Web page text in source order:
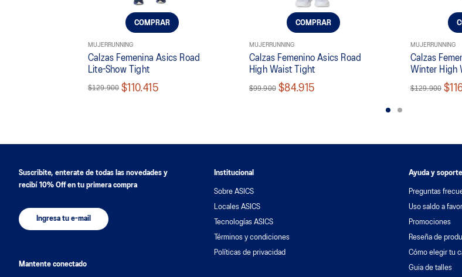
COMPRAR
MUJERRUNNING
Calzas Femenina Asics Road
Lite-Show Tight
$129.900 $110.415
COMPRAR
MUJERRUNNING
Calzas Femenino Asics Road
High Waist Tight
$99.900 $84.915
MUJERRUNNING
Calzas
Winter High
$129.900
Suscribite, enterate de todas las novedades y
recibí 10% Off en tu primera compra
Ingresa tu e-mail
Mantente conectado
Institucional
Sobre ASICS
Locales ASICS
Tecnologías ASICS
Términos y condiciones
Políticas de privacidad
Ayuda y soporte
Preguntas
Uso saldo a favor
Promociones
Reseña de
Cómo elegir tu
Guia de talles